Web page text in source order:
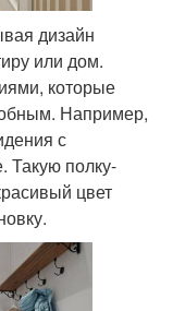
дизайн
или дом.
которые
Например,
с
Такую полку-
цвет